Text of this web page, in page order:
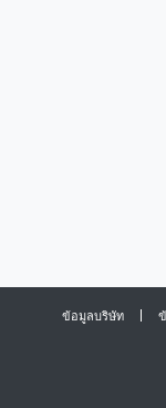
ข้อมูลบริษัท